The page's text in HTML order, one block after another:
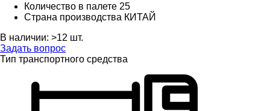
Количество в палете 25
Страна производства КИТАЙ
В наличии: >12 шт.
Задать вопрос
Тип транспортного средства